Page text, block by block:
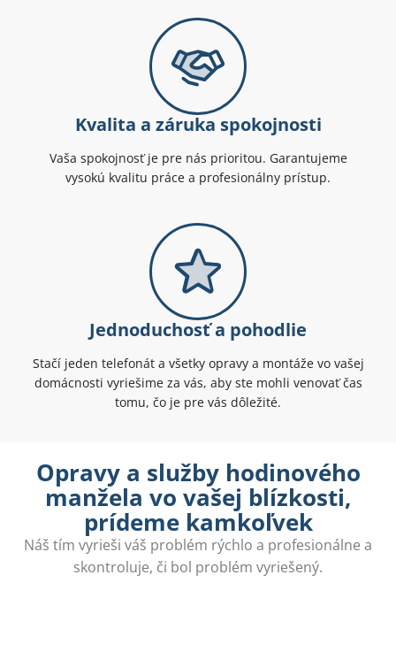
Kvalita a záruka spokojnosti
Vaša spokojnosť je pre nás prioritou. Garantujeme
vysokú kvalitu práce a profesionálny prístup.
Jednoduchosť a pohodlie
Stačí jeden telefonát a všetky opravy a montáže vo vašej
domácnosti vyriešime za vás, aby ste mohli venovať čas
tomu, čo je pre vás dôležité.
Opravy a služby hodinového
manžela vo vašej blízkosti,
prídeme kamkoľvek
Náš tím vyrieši váš problém rýchlo a profesionálne a
skontroluje, či bol problém vyriešený.